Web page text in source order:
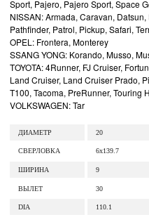
Sport, Pajero, Pajero Sport, Space
NISSAN: Armada, Caravan,
Pathfinder, Patrol, Pickup, Safari,
OPEL: Frontera, Monterey
SSANG YONG: Korando, Musso,
TOYOTA: 4Runner, FJ Cruiser,
Land Cruiser, Land Cruiser Prado,
T100, Tacoma, PreRunner, Touring
VOLKSWAGEN: Tar
ДИАМЕТР 20
СВЕРЛОВКА 6x139.7
ШИРИНА 9
ВЫЛЕТ 30
DIA 110.1